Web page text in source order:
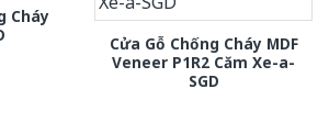
Cháy
Cửa Gỗ Chống Cháy MDF
Veneer P1R2 Căm Xe-a-
SGD